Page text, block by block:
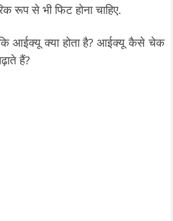
रूप से भी फिट होना चाहिए.
आईक्यू क्या होता है? आईक्यू कैसे चेक
हैं?